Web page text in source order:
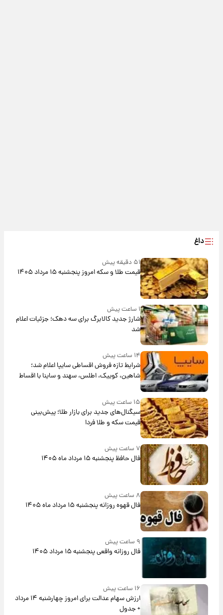
داغ
۵۱ دقیقه پیش
قیمت طلا و سکه امروز پنجشنبه ۱۵ مرداد ۱۴۰۵
۱ ساعت پیش
شارژ جدید کالابرگ برای سه دهک؛ جزئیات اعلام
شد
۱۴ ساعت پیش
شرایط تازه فروش اقساطی سایپا اعلام شد؛
شاهین، کوییک، اطلس، سهند و ساینا با اقساط
بلندمدت + جدول
۱۵ ساعت پیش
سیگنال‌های جدید برای بازار طلا؛ پیش‌بینی
قیمت سکه و طلا فردا
۷ ساعت پیش
فال حافظ پنجشنبه ۱۵ مرداد ماه ۱۴۰۵
۸ ساعت پیش
فال قهوه روزانه پنجشنبه ۱۵ مرداد ماه ۱۴۰۵
۹ ساعت پیش
فال روزانه واقعی پنجشنبه ۱۵ مرداد ۱۴۰۵
۱۶ ساعت پیش
ارزش سهام عدالت برای امروز چهارشنبه ۱۴ مرداد
+ جدول